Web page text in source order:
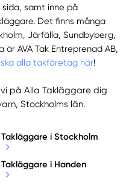
samt inne på
Det finns många
Järfälla, Sundbyberg,
AVA Tak Entreprenad AB,
alla takföretag här!
på Alla Takläggare dig
Stockholms län.
Takläggare i Stockholm
Takläggare i Handen